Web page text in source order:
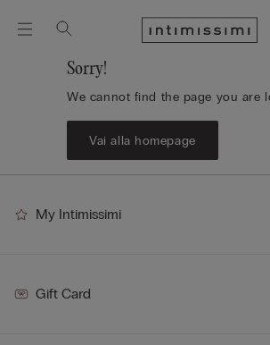
Sorry!
We cannot find the page you are
Vai alla homepage
My Intimissimi
Gift Card